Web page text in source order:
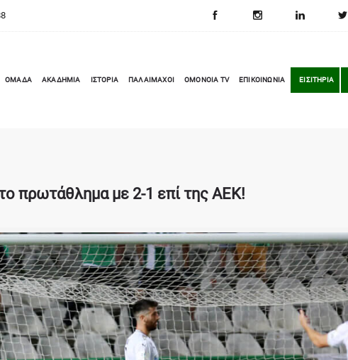
ΟΜΑΔΑ ΑΚΑΔΗΜΙΑ ΙΣΤΟΡΙΑ ΠΑΛΑΙΜΑΧΟΙ OMONOIA TV ΕΠΙΚΟΙΝΩΝΙΑ ΕΙΣΙΤΗΡΙΑ
πρωτάθλημα με 2-1 επί της ΑΕΚ!